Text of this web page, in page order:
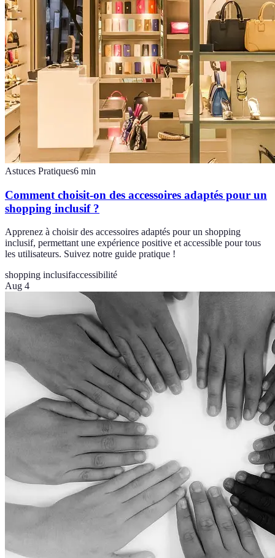
Astuces Pratiques6 min
Comment choisit-on des accessoires adaptés pour un
shopping inclusif ?
Apprenez à choisir des accessoires adaptés pour un shopping
inclusif, permettant une expérience positive et accessible pour tous
les utilisateurs. Suivez notre guide pratique !
shopping inclusifaccessibilité
Aug 4